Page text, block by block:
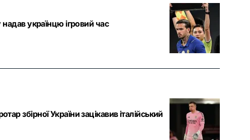
українцю ігровий час
збірної України зацікавив італійський